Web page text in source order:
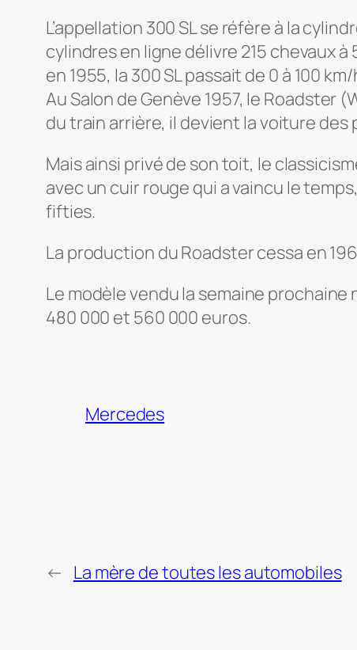
L’appellation 300 SL se réfère à la
cylindres en ligne délivre 215 chevaux
en 1955, la 300 SL passait de 0 à 100
Au Salon de Genève 1957, le Roadster
du train arrière, il devient la voiture des
Mais ainsi privé de son toit, le
avec un cuir rouge qui a vaincu le
fifties.
La production du Roadster cessa en
Le modèle vendu la semaine
480 000 et 560 000 euros.
Mercedes
← La mère de toutes les automobiles